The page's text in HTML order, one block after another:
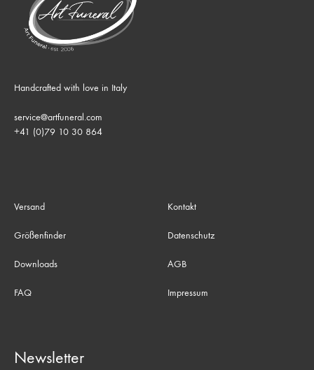
Handcrafted with love in Italy
service@artfuneral.com
+41 (0)79 10 30 864
Versand
Größenfinder
Downloads
FAQ
Kontakt
Datenschutz
AGB
Impressum
Newsletter